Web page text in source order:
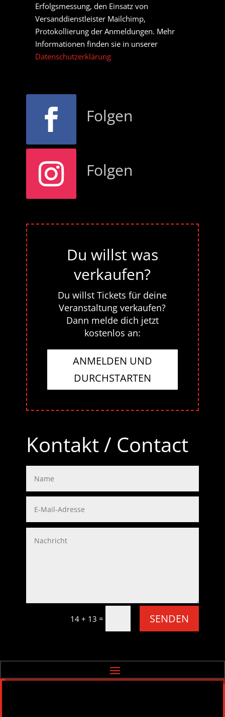
Erfolgsmessung, den Einsatz von
Versanddienstleister Mailchimp,
Protokollierung der Anmeldungen. Mehr
Informationen finden sie in unserer
Datenschutzerklärung
Folgen
Folgen
Du willst was
verkaufen?
Du willst Tickets für deine
Veranstaltung verkaufen?
Dann melde dich jetzt
kostenlos an:
ANMELDEN UND
DURCHSTARTEN
Kontakt / Contact
14 + 13 = SENDEN